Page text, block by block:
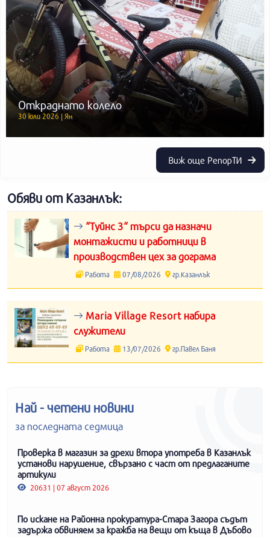
Откраднато колело
30 юли 2026 | Ян
Виж още РепорТИ
Обяви от Казанлък:
“Туйнс 3“ търси да назначи
монтажисти и работници в
производствен цех за дограма
Работа 07/08/2026 гр.Казанлък
Maria Village Resort набира
служители
Работа 13/07/2026 гр.Павел Баня
Най - четени новини
за последната седмица
Проверка в магазин за дрехи втора употреба в Казанлък
установи нарушение, свързано с част от предлаганите
артикули
20631 | 07 август 2026
По искане на Районна прокуратура-Стара Загора съдът
задържа обвиняем за кражба на вещи от къща в Дъбово